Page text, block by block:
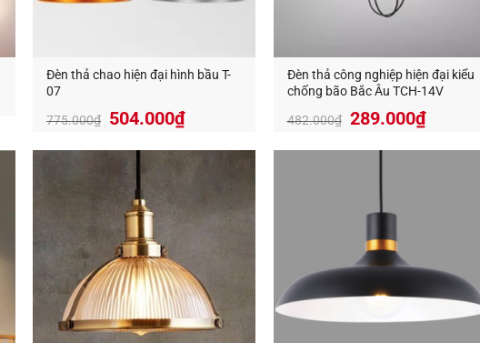
Đèn thả chao hiện đại hình bầu T-
07
775.000₫ 504.000₫
Đèn thả công nghiệp hiện đại kiểu
chống bão Bắc Âu TCH-14V
482.000₫ 289.000₫